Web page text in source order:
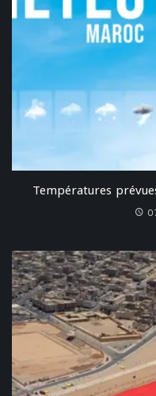
Températures